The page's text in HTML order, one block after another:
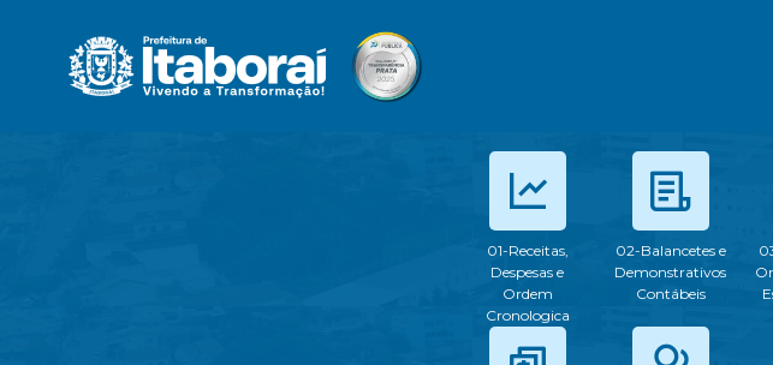
01-Receitas,
Despesas e
Ordem
Cronologica
02-Balancetes e
Demonstrativos
Contábeis